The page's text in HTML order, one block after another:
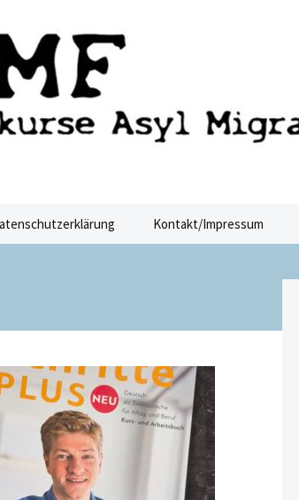
Kontakt/Impressum